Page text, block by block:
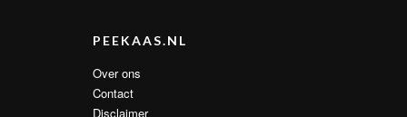
PEEKAAS.NL
Over ons
Contact
Disclaimer